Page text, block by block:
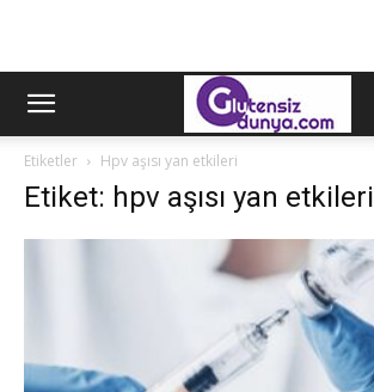
Etiketler Hpv aşısı yan etkileri
Etiket: hpv aşısı yan etkileri